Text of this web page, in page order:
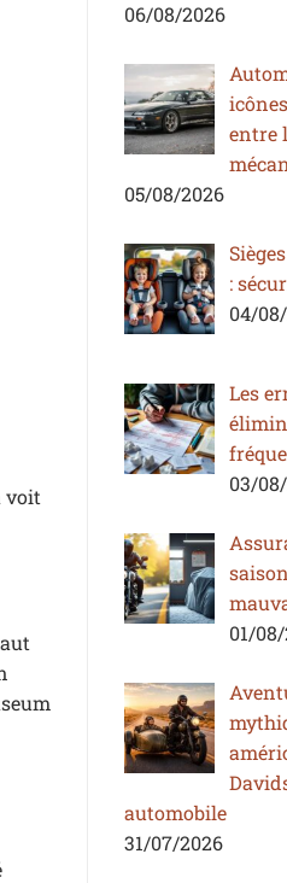
voit
06/08/2026
entre
05/08/2026
:
04/
Les
03/
01/
automobile
31/07/2026